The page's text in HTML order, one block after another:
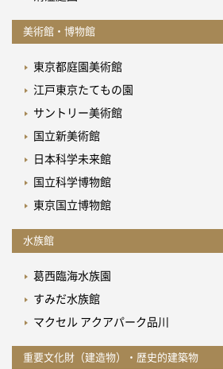
美術館・博物館
東京都庭園美術館
江戸東京たてもの園
サントリー美術館
国立新美術館
日本科学未来館
国立科学博物館
東京国立博物館
水族館
葛西臨海水族園
すみだ水族館
マクセル アクアパーク品川
重要文化財（建造物）・歴史的建築物